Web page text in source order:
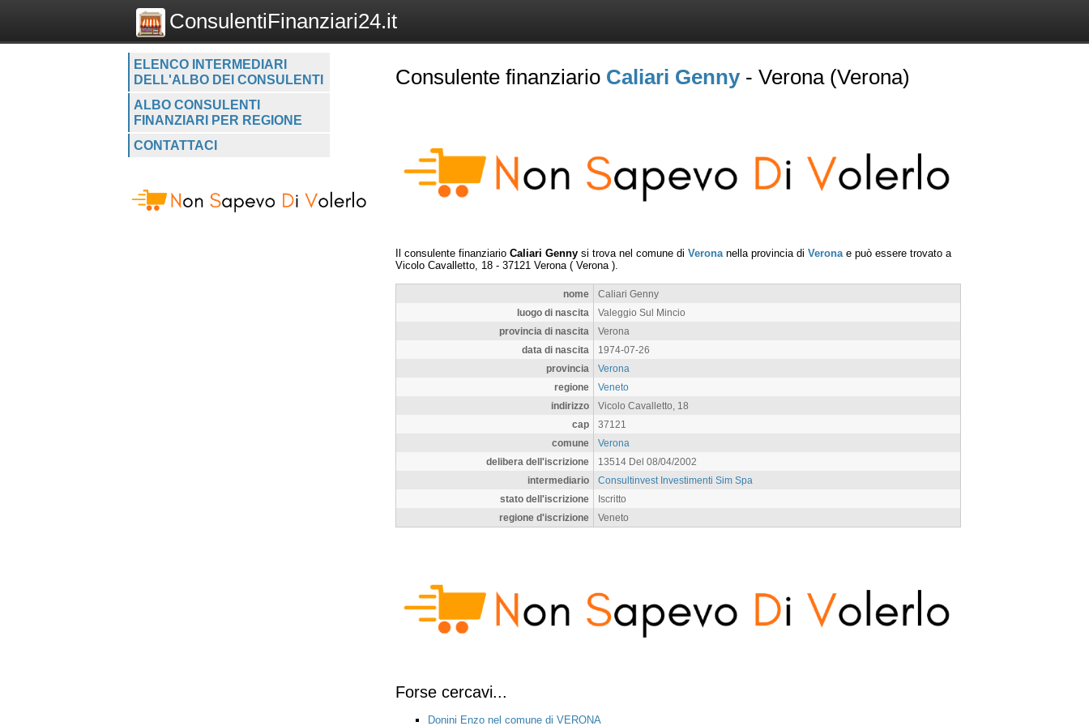
ConsulentiFinanziari24.it
ELENCO INTERMEDIARI
DELL'ALBO DEI CONSULENTI
ALBO CONSULENTI
FINANZIARI PER REGIONE
CONTATTACI
Consulente finanziario Caliari Genny- Verona (Verona)
Il consulente finanziario Caliari Genny si trova nel comune di Verona nella provincia di Verona e può essere trovato a
Vicolo Cavalletto, 18 - 37121 Verona ( Verona ).
nome
Caliari Genny
luogo di nascita
Valeggio Sul Mincio
provincia di nascita
Verona
data di nascita
1974-07-26
provincia
Verona
regione
Veneto
indirizzo
Vicolo Cavalletto, 18
cap
37121
comune
Verona
delibera dell'iscrizione
13514 Del 08/04/2002
intermediario
Consultinvest Investimenti Sim Spa
stato dell'iscrizione
Iscritto
regione d'iscrizione
Veneto
Forse cercavi...
Donini Enzo nel comune di VERONA